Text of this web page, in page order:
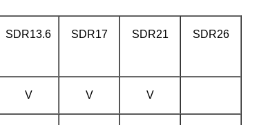
SDR13.6 SDR17 SDR21 SDR26
V V V